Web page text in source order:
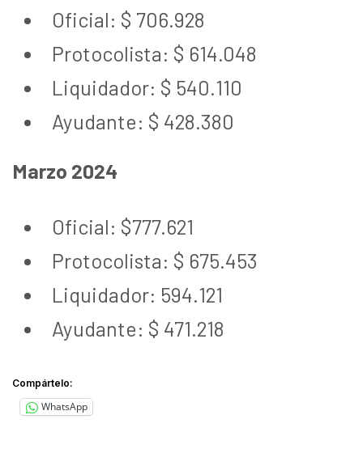
Oficial: $ 706.928
Protocolista: $ 614.048
Liquidador: $ 540.110
Ayudante: $ 428.380
Marzo 2024
Oficial: $777.621
Protocolista: $ 675.453
Liquidador: 594.121
Ayudante: $ 471.218
Compártelo:
WhatsApp